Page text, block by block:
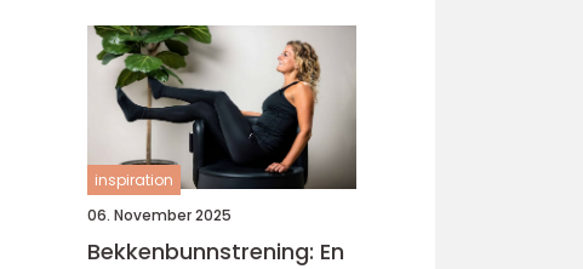
inspiration
06. November 2025
Bekkenbunnstrening: En